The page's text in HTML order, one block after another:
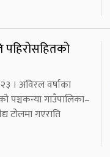
पहिरोसहितको
। अविरल वर्षाका
पञ्चकन्या गाउँपालिका–
टोलमा गएराति